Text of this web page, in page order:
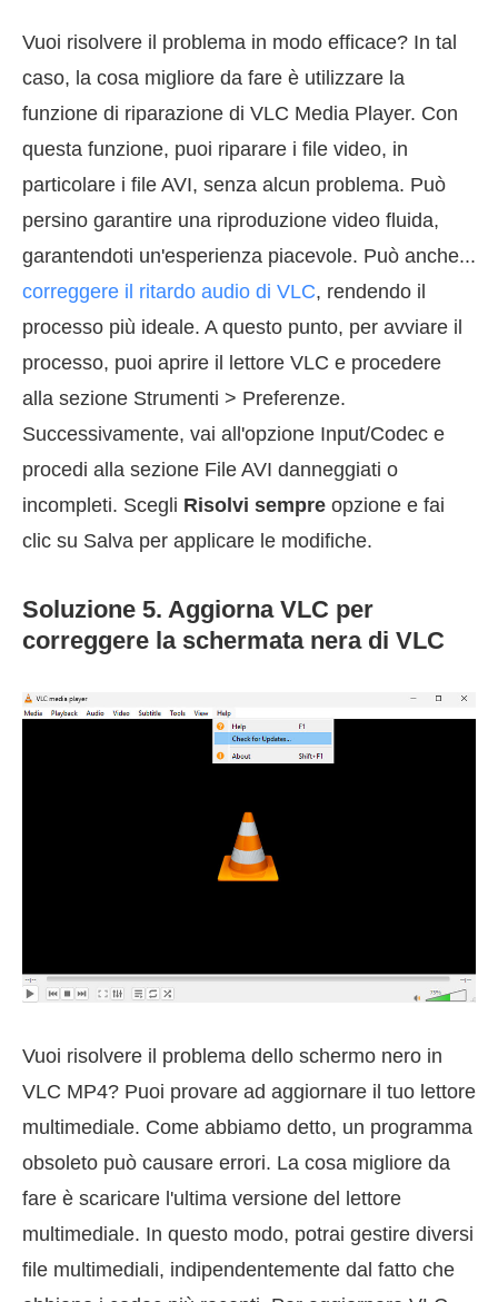
Vuoi risolvere il problema in modo efficace? In tal
caso, la cosa migliore da fare è utilizzare la
funzione di riparazione di VLC Media Player. Con
questa funzione, puoi riparare i file video, in
particolare i file AVI, senza alcun problema. Può
persino garantire una riproduzione video fluida,
garantendoti un'esperienza piacevole. Può anche...
correggere il ritardo audio di VLC, rendendo il
processo più ideale. A questo punto, per avviare il
processo, puoi aprire il lettore VLC e procedere
alla sezione Strumenti > Preferenze.
Successivamente, vai all'opzione Input/Codec e
procedi alla sezione File AVI danneggiati o
incompleti. Scegli Risolvi sempre opzione e fai
clic su Salva per applicare le modifiche.
Soluzione 5. Aggiorna VLC per
correggere la schermata nera di VLC
Vuoi risolvere il problema dello schermo nero in
VLC MP4? Puoi provare ad aggiornare il tuo lettore
multimediale. Come abbiamo detto, un programma
obsoleto può causare errori. La cosa migliore da
fare è scaricare l'ultima versione del lettore
multimediale. In questo modo, potrai gestire diversi
file multimediali, indipendentemente dal fatto che